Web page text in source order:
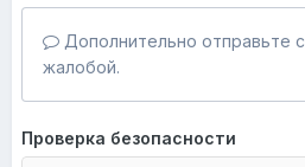
Дополнительно отправьте
жалобой.
Проверка безопасности